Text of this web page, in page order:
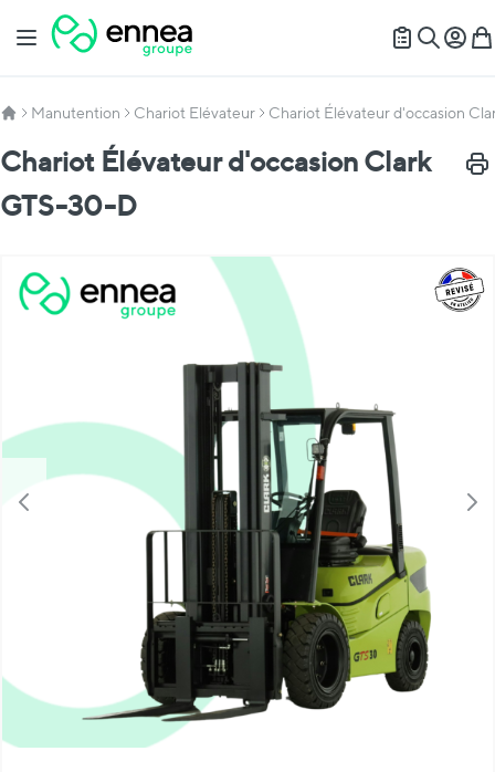
Allez au contenu
Basculer la navigation
Mon
Manutention Chariot Elévateur Chariot Élévateur d'occasion
Chariot Élévateur d'occasion Clark
GTS-30-D